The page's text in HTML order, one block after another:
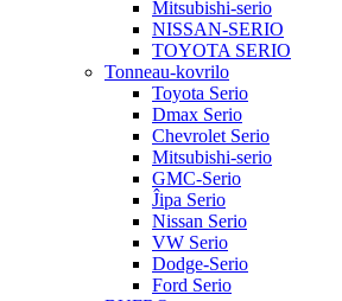
Mitsubishi-serio
NISSAN-SERIO
TOYOTA SERIO
Tonneau-kovrilo
Toyota Serio
Dmax Serio
Chevrolet Serio
Mitsubishi-serio
GMC-Serio
Ĵipa Serio
Nissan Serio
VW Serio
Dodge-Serio
Ford Serio